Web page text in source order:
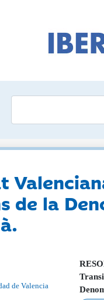
de la
de Valencia